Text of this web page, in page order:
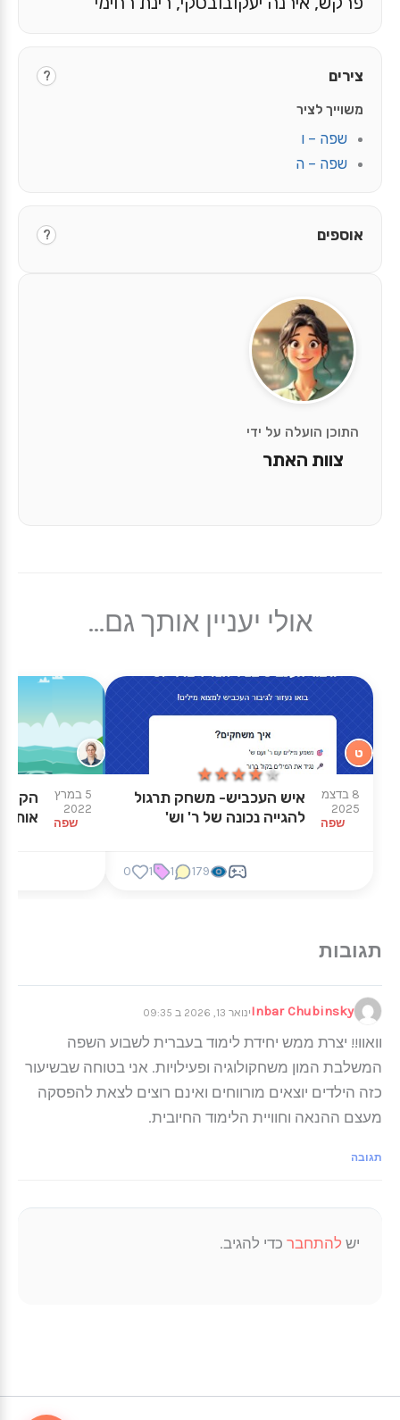
התוכן הועלה על ידי
צוות האתר
צירים ?
משוייך לציר
שפה – ו
שפה – ה
אוספים ?
אולי יעניין אותך גם...
★★★★★
★★★★★
ט
8 בדצמ
2025
שפה
איש העכביש- משחק תרגול
להגייה נכונה של ר' וש'
179
1
1
0
5 במרץ
2022
שפה
אותה
Inbar Chubinskyינואר 13, 2026 ב 09:35
וואוו!! יצרת ממש יחידת לימוד בעברית לשבוע השפה
המשלבת המון משחקולוגיה ופעילויות. אני בטוחה שבשיעור
כזה הילדים יוצאים מורווחים ואינם רוצים לצאת להפסקה
מעצם ההנאה וחוויית הלימוד החיובית.
תגובה
יש להתחבר כדי להגיב.